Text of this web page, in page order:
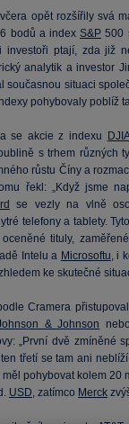
opět rozšířily svá
bodů a indexS&P 500
investoři ptají, zda již
analytik a investor
současnou situaci
pohybovaly poblíž
se akcie z indexu
DJIA
s trhem různých
růstu Číny a
řekl: „Když jsme
se vezly na vlně
telefony a tablety.
tituly,
Intelu a Microsoftu, i
ke skutečné
Cramera
& Johnson
„První dvě zmíněné
třetí se tam ani
měl pohybovat kolem 20
USD, zatímco Merck